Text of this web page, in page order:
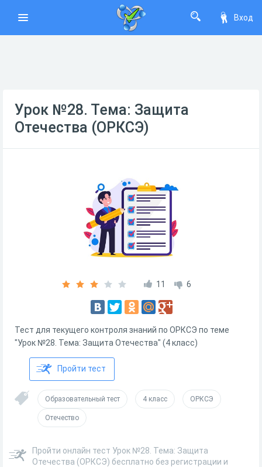
Вход
Урок №28. Тема: Защита
Отечества (ОРКСЭ)
11 6
Тест для текущего контроля знаний по ОРКСЭ по теме
"Урок №28. Тема: Защита Отечества" (4 класс)
Пройти тест
Образовательный тест 4 класс ОРКСЭ
Отечество
Пройти онлайн тест Урок №28. Тема: Защита
Отечества (ОРКСЭ) бесплатно без регистрации и